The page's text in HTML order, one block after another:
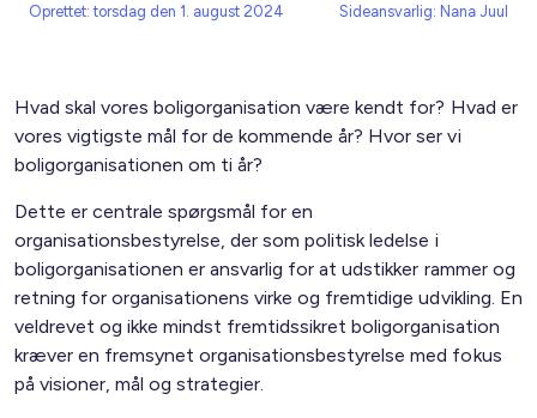
Oprettet: torsdag den 1. august 2024 Sideansvarlig: Nana Juul
Hvad skal vores boligorganisation være kendt for? Hvad er
vores vigtigste mål for de kommende år? Hvor ser vi
boligorganisationen om ti år?
Dette er centrale spørgsmål for en
organisationsbestyrelse, der som politisk ledelse i
boligorganisationen er ansvarlig for at udstikker rammer og
retning for organisationens virke og fremtidige udvikling. En
veldrevet og ikke mindst fremtidssikret boligorganisation
kræver en fremsynet organisationsbestyrelse med fokus
på visioner, mål og strategier.